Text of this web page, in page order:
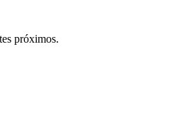
próximos.